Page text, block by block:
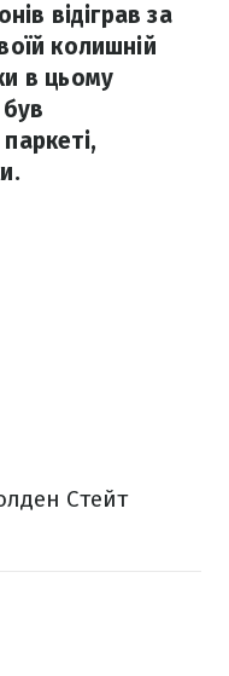
відіграв за
колишній
в цьому
Стейт